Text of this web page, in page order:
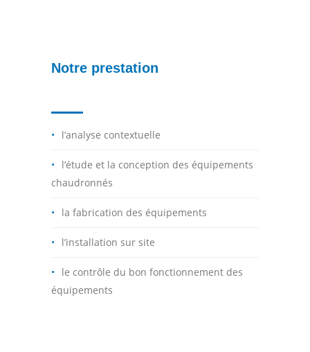
Notre prestation
l’analyse contextuelle
l’étude et la conception des équipements
chaudronnés
la fabrication des équipements
l’installation sur site
le contrôle du bon fonctionnement des
équipements